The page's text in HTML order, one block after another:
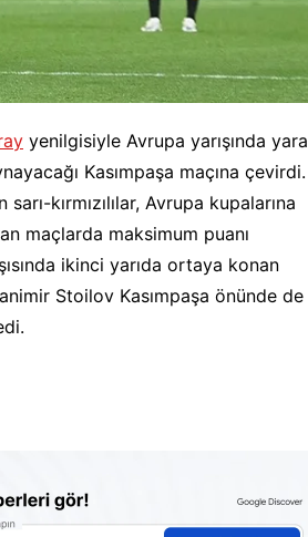
yenilgisiyle Avrupa yarışında yara
Kasımpaşa maçına çevirdi.
kırmızılılar, Avrupa kupalarına
maçlarda maksimum puanı
ikinci yarıda ortaya konan
Stoilov Kasımpaşa önünde de